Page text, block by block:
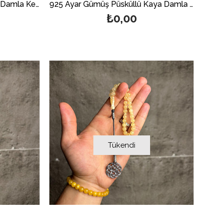
Gümüş Püsküllü Doğal Kaya Damla Kehribar Tesbih 925 Ayar Gümüş Püsküllü Kaya Damla Kehribar Tesbih
₺0,00
Tükendi